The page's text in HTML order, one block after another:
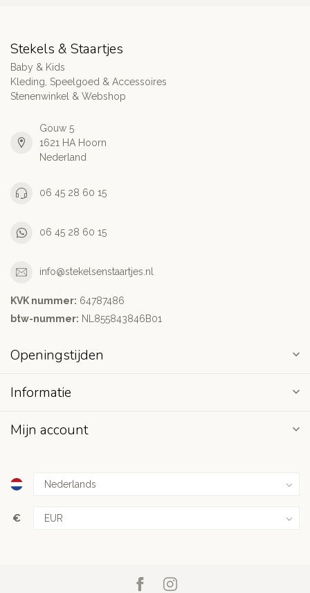
Stekels & Staartjes
Baby & Kids
Kleding, Speelgoed & Accessoires
Stenenwinkel & Webshop
Gouw 5
1621 HA Hoorn
Nederland
06 45 28 60 15
06 45 28 60 15
info@stekelsenstaartjes.nl
KVK nummer: 64787486
btw-nummer: NL855843846B01
Openingstijden
Informatie
Mijn account
€